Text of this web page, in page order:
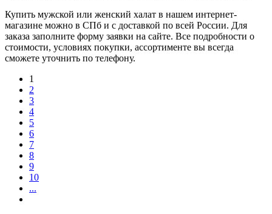
Купить мужской или женский халат в нашем интернет-
магазине можно в СПб и с доставкой по всей России. Для
заказа заполните форму заявки на сайте. Все подробности о
стоимости, условиях покупки, ассортименте вы всегда
сможете уточнить по телефону.
1
2
3
4
5
6
7
8
9
10
...